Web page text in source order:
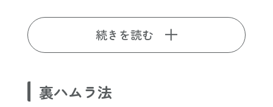
続きを読む
裏ハムラ法